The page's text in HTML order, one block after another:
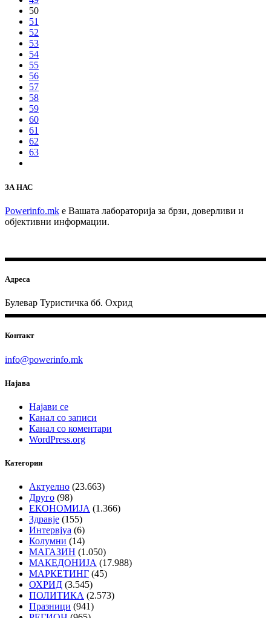
50
51
52
53
54
55
56
57
58
59
60
61
62
63
ЗА НАС
Powerinfo.mk e Вашата лабораторија за брзи, доверливи и
објективни информации.
Адреса
Булевар Туристичка бб. Охрид
Контакт
info@powerinfo.mk
Најава
Најави се
Канал со записи
Канал со коментари
WordPress.org
Категории
Актуелно (23.663)
Друго (98)
ЕКОНОМИЈА (1.366)
Здравје (155)
Интервјуа (6)
Колумни (14)
МАГАЗИН (1.050)
МАКЕДОНИЈА (17.988)
МАРКЕТИНГ (45)
ОХРИД (3.545)
ПОЛИТИКА (2.573)
Празници (941)